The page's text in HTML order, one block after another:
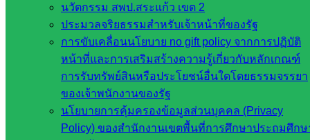
นวัตกรรม สพป.สระแก้ว เขต 2
ประมวลจริยธรรมสำหรับเจ้าหน้าที่ของรัฐ
การขับเคลื่อนนโยบาย no gift policy จากการปฏิบัติ
หน้าที่และการเสริมสร้างความรู้เกี่ยวกับหลักเกณฑ์
การรับทรัพย์สินหรือประโยชน์อื่นใดโดยธรรมจรรยา
ของเจ้าพนักงานของรัฐ
นโยบายการคุ้มครองข้อมูลส่วนบุคคล (Privacy
Policy) ของสำนักงานเขตพื้นที่การศึกษาประถมศึกษ
สำนักงาน
เลขาธิการ
สภาการ
สำนักงาน
กรรมการ